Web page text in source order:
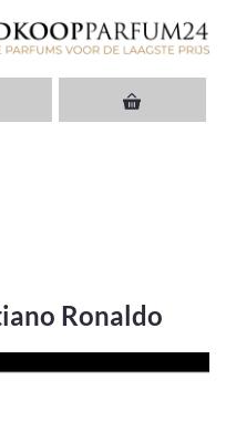
Ronaldo